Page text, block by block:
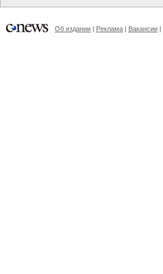
Об издании | Реклама | Вакансии |